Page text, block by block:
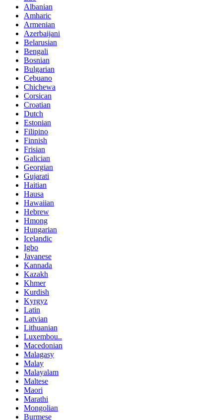
Albanian
Amharic
Armenian
Azerbaijani
Belarusian
Bengali
Bosnian
Bulgarian
Cebuano
Chichewa
Corsican
Croatian
Dutch
Estonian
Filipino
Finnish
Frisian
Galician
Georgian
Gujarati
Haitian
Hausa
Hawaiian
Hebrew
Hmong
Hungarian
Icelandic
Igbo
Javanese
Kannada
Kazakh
Khmer
Kurdish
Kyrgyz
Latin
Latvian
Lithuanian
Luxembou..
Macedonian
Malagasy
Malay
Malayalam
Maltese
Maori
Marathi
Mongolian
Burmese